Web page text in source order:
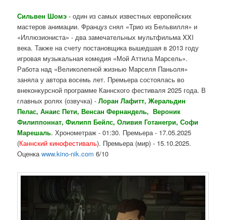
Сильвен Шомэ - один из самых известных европейских
мастеров анимации. Француз снял «Трио из Бельвилля» и
«Иллюзиониста» - два замечательных мультфильма XXI
века. Также на счету постановщика вышедшая в 2013 году
игровая музыкальная комедия «Мой Аттила Марсель».
Работа над «Великолепной жизнью Марселя Паньоля»
заняла у автора восемь лет. Премьера состоялась во
внеконкурсной программе Каннского фестиваля 2025 года. В
главных ролях (озвучка) -Лоран Лафитт, Жеральдин
Пелас, Анаис Пети, Венсан Фернандель, Вероник
Филиппоннат, Филипп Бейлс, Оливия Готанегри, Софи
Марешаль. Хронометраж - 01:30. Премьера - 17.05.2025
(Каннский кинофестиваль). Премьера (мир) - 15.10.2025.
Оценкаwww.kino-nik.com 6/10